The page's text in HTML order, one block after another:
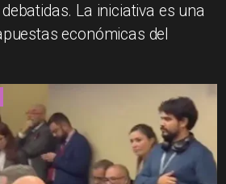
La iniciativa es una
económicas del